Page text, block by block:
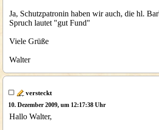
Ja, Schutzpatronin haben wir auch, die hl.
Spruch lautet "gut Fund"
Viele Grüße
Walter
versteckt
10. Dezember 2009, um 12:17:38 Uhr
Hallo Walter,